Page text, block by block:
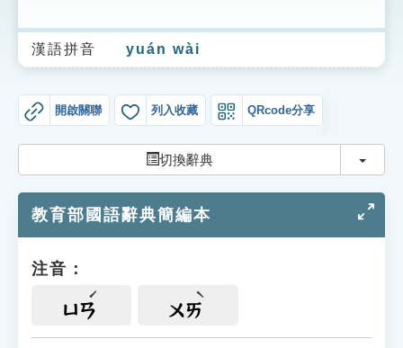
生字詞彙表
成語故事
索引選單
單字索引
遊戲專區
漢語拼音 yuán wài
開啟關聯 列入收藏 QRcode分享
切換辭典 切換
教育部國語辭典簡編本
注音：
ㄩㄢ ㄨㄞ